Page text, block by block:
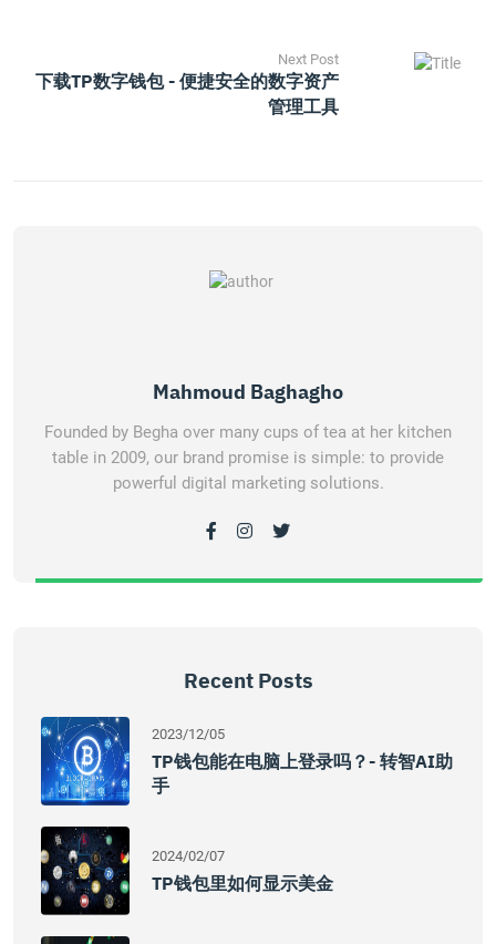
Next Post
下载TP数字钱包 - 便捷安全的数字资产
管理工具
Mahmoud Baghagho
Founded by Begha over many cups of tea at her kitchen
table in 2009, our brand promise is simple: to provide
powerful digital marketing solutions.
Recent Posts
2023/12/05
TP钱包能在电脑上登录吗？- 转智AI助
手
2024/02/07
TP钱包里如何显示美金